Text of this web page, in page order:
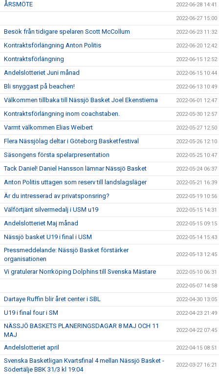
ÅRSMÖTE 2022-06-28 14:41
2022-06-27 15:00
Besök från tidigare spelaren Scott McCollum 2022-06-23 11:32
Kontraktsförlängning Anton Politis 2022-06-20 12:42
Kontraktsförlängning 2022-06-15 12:52
Andelslotteriet Juni månad 2022-06-15 10:44
Bli snyggast på beachen! 2022-06-13 10:49
Välkommen tillbaka till Nässjö Basket Joel Ekenstierna 2022-06-01 12:47
Kontraktsförlängning inom coachstaben. 2022-05-30 12:57
Varmt välkommen Elias Weibert 2022-05-27 12:50
Flera Nässjölag deltar i Göteborg Basketfestival 2022-05-26 12:10
Säsongens första spelarpresentation 2022-05-25 10:47
Tack Daniel! Daniel Hansson lämnar Nässjö Basket 2022-05-24 06:37
Anton Politis uttagen som reserv till landslagsläger 2022-05-21 16:39
Är du intresserad av privatsponsring? 2022-05-19 10:56
Välförtjänt silvermedalj i USM u19 2022-05-15 14:31
Andelslotteriet Maj månad 2022-05-15 09:15
Nässjö basket U19 i final i USM 2022-05-14 15:43
Pressmeddelande: Nässjö Basket förstärker
organisationen
2022-05-13 12:45
Vi gratulerar Norrköping Dolphins till Svenska Mästare 2022-05-10 06:31
2022-05-07 14:58
Dartaye Ruffin blir året center i SBL 2022-04-30 13:05
U19 i final four i SM 2022-04-23 21:49
NÄSSJÖ BASKETS PLANERINGSDAGAR 8 MAJ OCH 11
MAJ
2022-04-22 07:45
Andelslotteriet april 2022-04-15 08:51
Svenska Basketligan Kvartsfinal 4 mellan Nässjö Basket -
Södertälje BBK 31/3 kl 19:04
2022-03-27 16:21